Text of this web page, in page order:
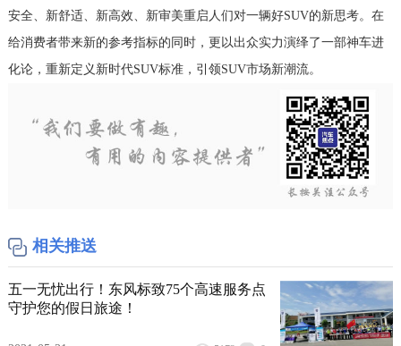
安全、新舒适、新高效、新审美重启人们对一辆好SUV的新思考。在
给消费者带来新的参考指标的同时，更以出众实力演绎了一部神车进
化论，重新定义新时代SUV标准，引领SUV市场新潮流。
相关推送
五一无忧出行！东风标致75个高速服务点
守护您的假日旅途！